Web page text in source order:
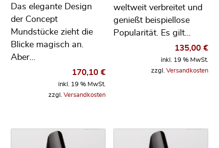
Das elegante Design
der Concept
Mundstücke zieht die
Blicke magisch an.
Aber…
170,10 €
inkl. 19 % MwSt.
zzgl. Versandkosten
weltweit verbreitet und
genießt beispiellose
Popularität. Es gilt…
135,00 €
inkl. 19 % MwSt.
zzgl. Versandkosten